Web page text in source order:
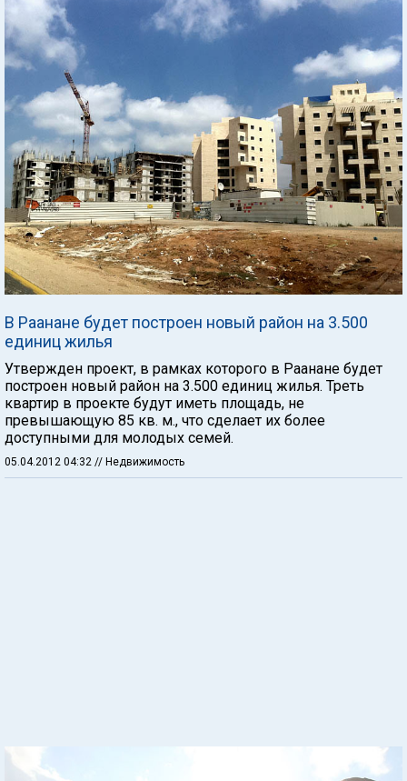
В Раанане будет построен новый район на 3.500
единиц жилья
Утвержден проект, в рамках которого в Раанане будет
построен новый район на 3.500 единиц жилья. Треть
квартир в проекте будут иметь площадь, не
превышающую 85 кв. м., что сделает их более
доступными для молодых семей.
05.04.2012 04:32 // Недвижимость